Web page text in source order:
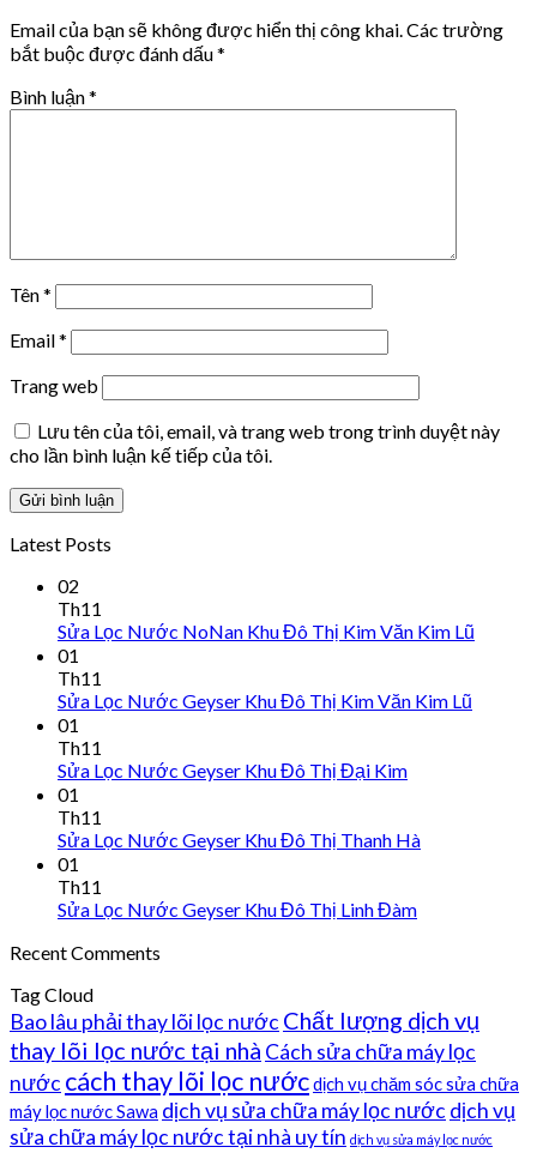
Email của bạn sẽ không được hiển thị công khai. Các trường
bắt buộc được đánh dấu*
Bình luận*
Tên*
Email*
Trang web
Lưu tên của tôi, email, và trang web trong trình duyệt này
cho lần bình luận kế tiếp của tôi.
Latest Posts
02
Th11
Sửa Lọc Nước NoNan Khu Đô Thị Kim Văn Kim Lũ
01
Th11
Sửa Lọc Nước Geyser Khu Đô Thị Kim Văn Kim Lũ
01
Th11
Sửa Lọc Nước Geyser Khu Đô Thị Đại Kim
01
Th11
Sửa Lọc Nước Geyser Khu Đô Thị Thanh Hà
01
Th11
Sửa Lọc Nước Geyser Khu Đô Thị Linh Đàm
Recent Comments
Tag Cloud
Bao lâu phải thay lõi lọc nước Chất lượng dịch vụ
thay lõi lọc nước tại nhà Cách sửa chữa máy lọc
nước cách thay lõi lọc nướcdịch vụ chăm sóc sửa chữa
máy lọc nước Sawa dịch vụ sửa chữa máy lọc nước dịch vụ
sửa chữa máy lọc nước tại nhà uy tín dịch vụ sửa máy lọc nước